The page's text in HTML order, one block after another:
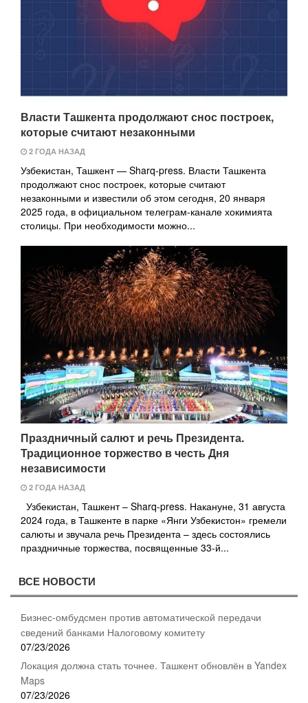
Власти Ташкента продолжают снос построек,
которые считают незаконными
2 ГОДА НАЗАД
Узбекистан, Ташкент — Sharq-press. Власти Ташкента
продолжают снос построек, которые считают
незаконными и известили об этом сегодня, 20 января
2025 года, в официальном телеграм-канале хокимията
столицы. При необходимости можно...
Праздничный салют и речь Президента.
Традиционное торжество в честь Дня
независимости
2 ГОДА НАЗАД
Узбекистан, Ташкент – Sharq-press. Накануне, 31 августа
2024 года, в Ташкенте в парке «Янги Узбекистон» гремели
салюты и звучала речь Президента – здесь состоялись
праздничные торжества, посвященные 33-й...
ВСЕ НОВОСТИ
Бизнес-омбудсмен против автоматической передачи
сведений банками Налоговому комитету
07/23/2026
Локация должна стать точнее. Ташкент обновлён в Yandex
Maps
07/23/2026